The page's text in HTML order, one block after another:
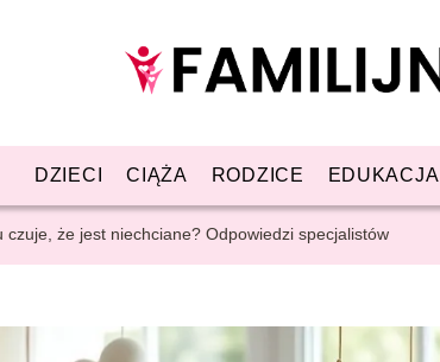
DZIECI CIĄŻA RODZICE EDUKACJA
czuje, że jest niechciane? Odpowiedzi specjalistów